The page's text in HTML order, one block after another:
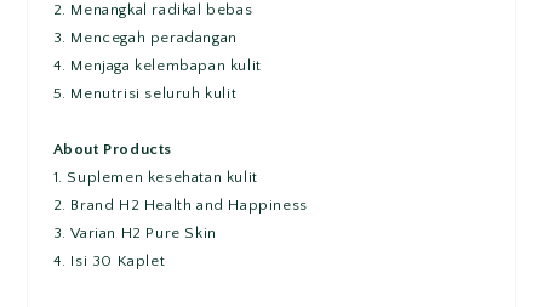
2. Menangkal radikal bebas
3. Mencegah peradangan
4. Menjaga kelembapan kulit
5. Menutrisi seluruh kulit
About Products
1. Suplemen kesehatan kulit
2. Brand H2 Health and Happiness
3. Varian H2 Pure Skin
4. Isi 30 Kaplet